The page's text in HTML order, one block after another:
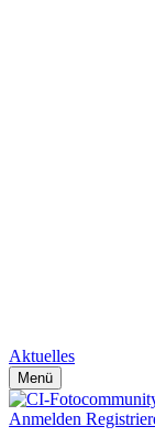
Aktuelles
Menü
Anmelden